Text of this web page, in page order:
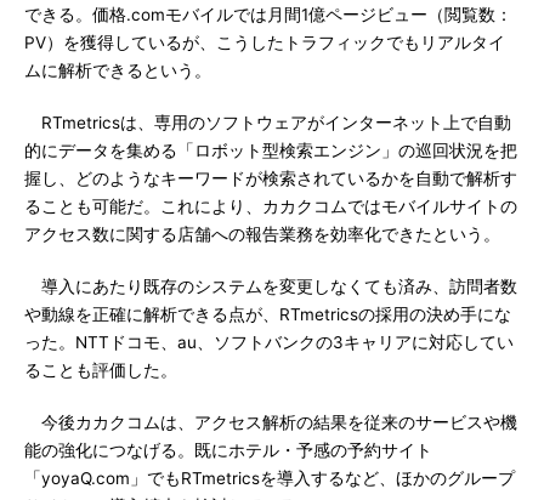
できる。価格.comモバイルでは月間1億ページビュー（閲覧数：
PV）を獲得しているが、こうしたトラフィックでもリアルタイ
ムに解析できるという。
RTmetricsは、専用のソフトウェアがインターネット上で自動
的にデータを集める「ロボット型検索エンジン」の巡回状況を把
握し、どのようなキーワードが検索されているかを自動で解析す
ることも可能だ。これにより、カカクコムではモバイルサイトの
アクセス数に関する店舗への報告業務を効率化できたという。
導入にあたり既存のシステムを変更しなくても済み、訪問者数
や動線を正確に解析できる点が、RTmetricsの採用の決め手にな
った。NTTドコモ、au、ソフトバンクの3キャリアに対応してい
ることも評価した。
今後カカクコムは、アクセス解析の結果を従来のサービスや機
能の強化につなげる。既にホテル・予感の予約サイト
「yoyaQ.com」でもRTmetricsを導入するなど、ほかのグループ